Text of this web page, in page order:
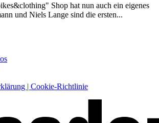
Shop hat nun auch ein eigenes
und Niels Lange sind die ersten...
| Cookie-Richtlinie